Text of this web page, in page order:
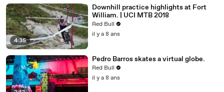
4:35
Downhill practice highlights at Fort
William. | UCI MTB 2018
Red Bull
il y a 8 ans
Pedro Barros skates a virtual globe.
Red Bull
il y a 8 ans